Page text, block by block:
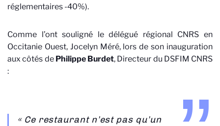
réglementaires -40%).
Comme l’ont souligné le délégué régional CNRS en
Occitanie Ouest, Jocelyn Méré, lors de son inauguration
aux côtés de Philippe Burdet, Directeur du DSFIM CNRS
:
« Ce restaurant n’est pas qu’un